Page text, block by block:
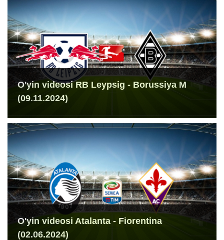
O'yin videosi RB Leypsig - Borussiya M
(09.11.2024)
O'yin videosi Atalanta - Fiorentina
(02.06.2024)